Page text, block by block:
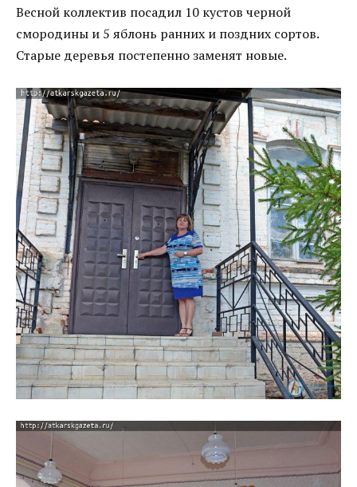
Весной коллектив посадил 10 кустов черной
смородины и 5 яблонь ранних и поздних сортов.
Старые деревья постепенно заменят новые.